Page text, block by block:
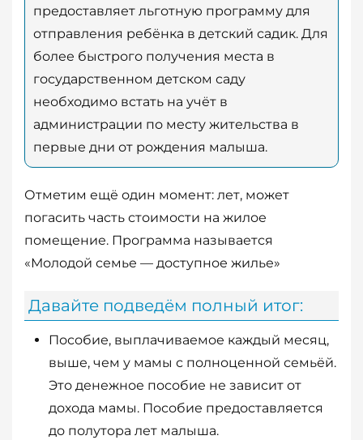
предоставляет льготную программу для
отправления ребёнка в детский садик. Для
более быстрого получения места в
государственном детском саду
необходимо встать на учёт в
администрации по месту жительства в
первые дни от рождения малыша.
Отметим ещё один момент: лет, может
погасить часть стоимости на жилое
помещение. Программа называется
«Молодой семье — доступное жилье»
Давайте подведём полный итог:
Пособие, выплачиваемое каждый месяц,
выше, чем у мамы с полноценной семьёй.
Это денежное пособие не зависит от
дохода мамы. Пособие предоставляется
до полутора лет малыша.